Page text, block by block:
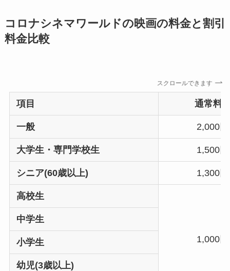
コロナシネマワールドの映画の料金と割引
料金比較
スクロールできます
項目 通常料
一般 2,000円
大学生・専門学校生 1,500円
シニア(60歳以上) 1,300円
高校生
1,000円
中学生
小学生
幼児(3歳以上)